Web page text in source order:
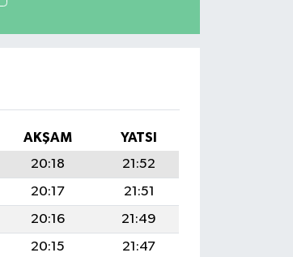
AKŞAM
YATSI
20:18
21:52
20:17
21:51
20:16
21:49
20:15 21:47